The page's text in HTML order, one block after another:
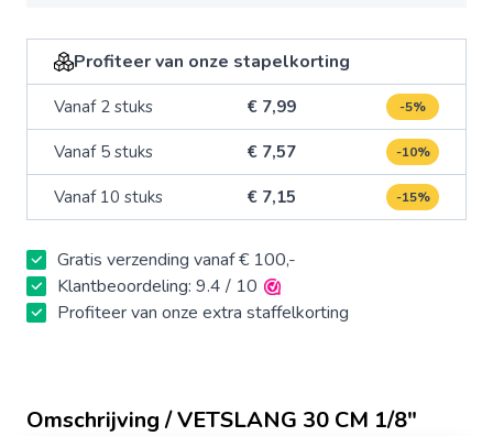
Profiteer van onze stapelkorting
Vanaf 2 stuks € 7,99 -5%
Vanaf 5 stuks € 7,57 -10%
Vanaf 10 stuks € 7,15 -15%
Gratis verzending vanaf € 100,-
Klantbeoordeling: 9.4 / 10
Profiteer van onze extra staffelkorting
Omschrijving / VETSLANG 30 CM 1/8"